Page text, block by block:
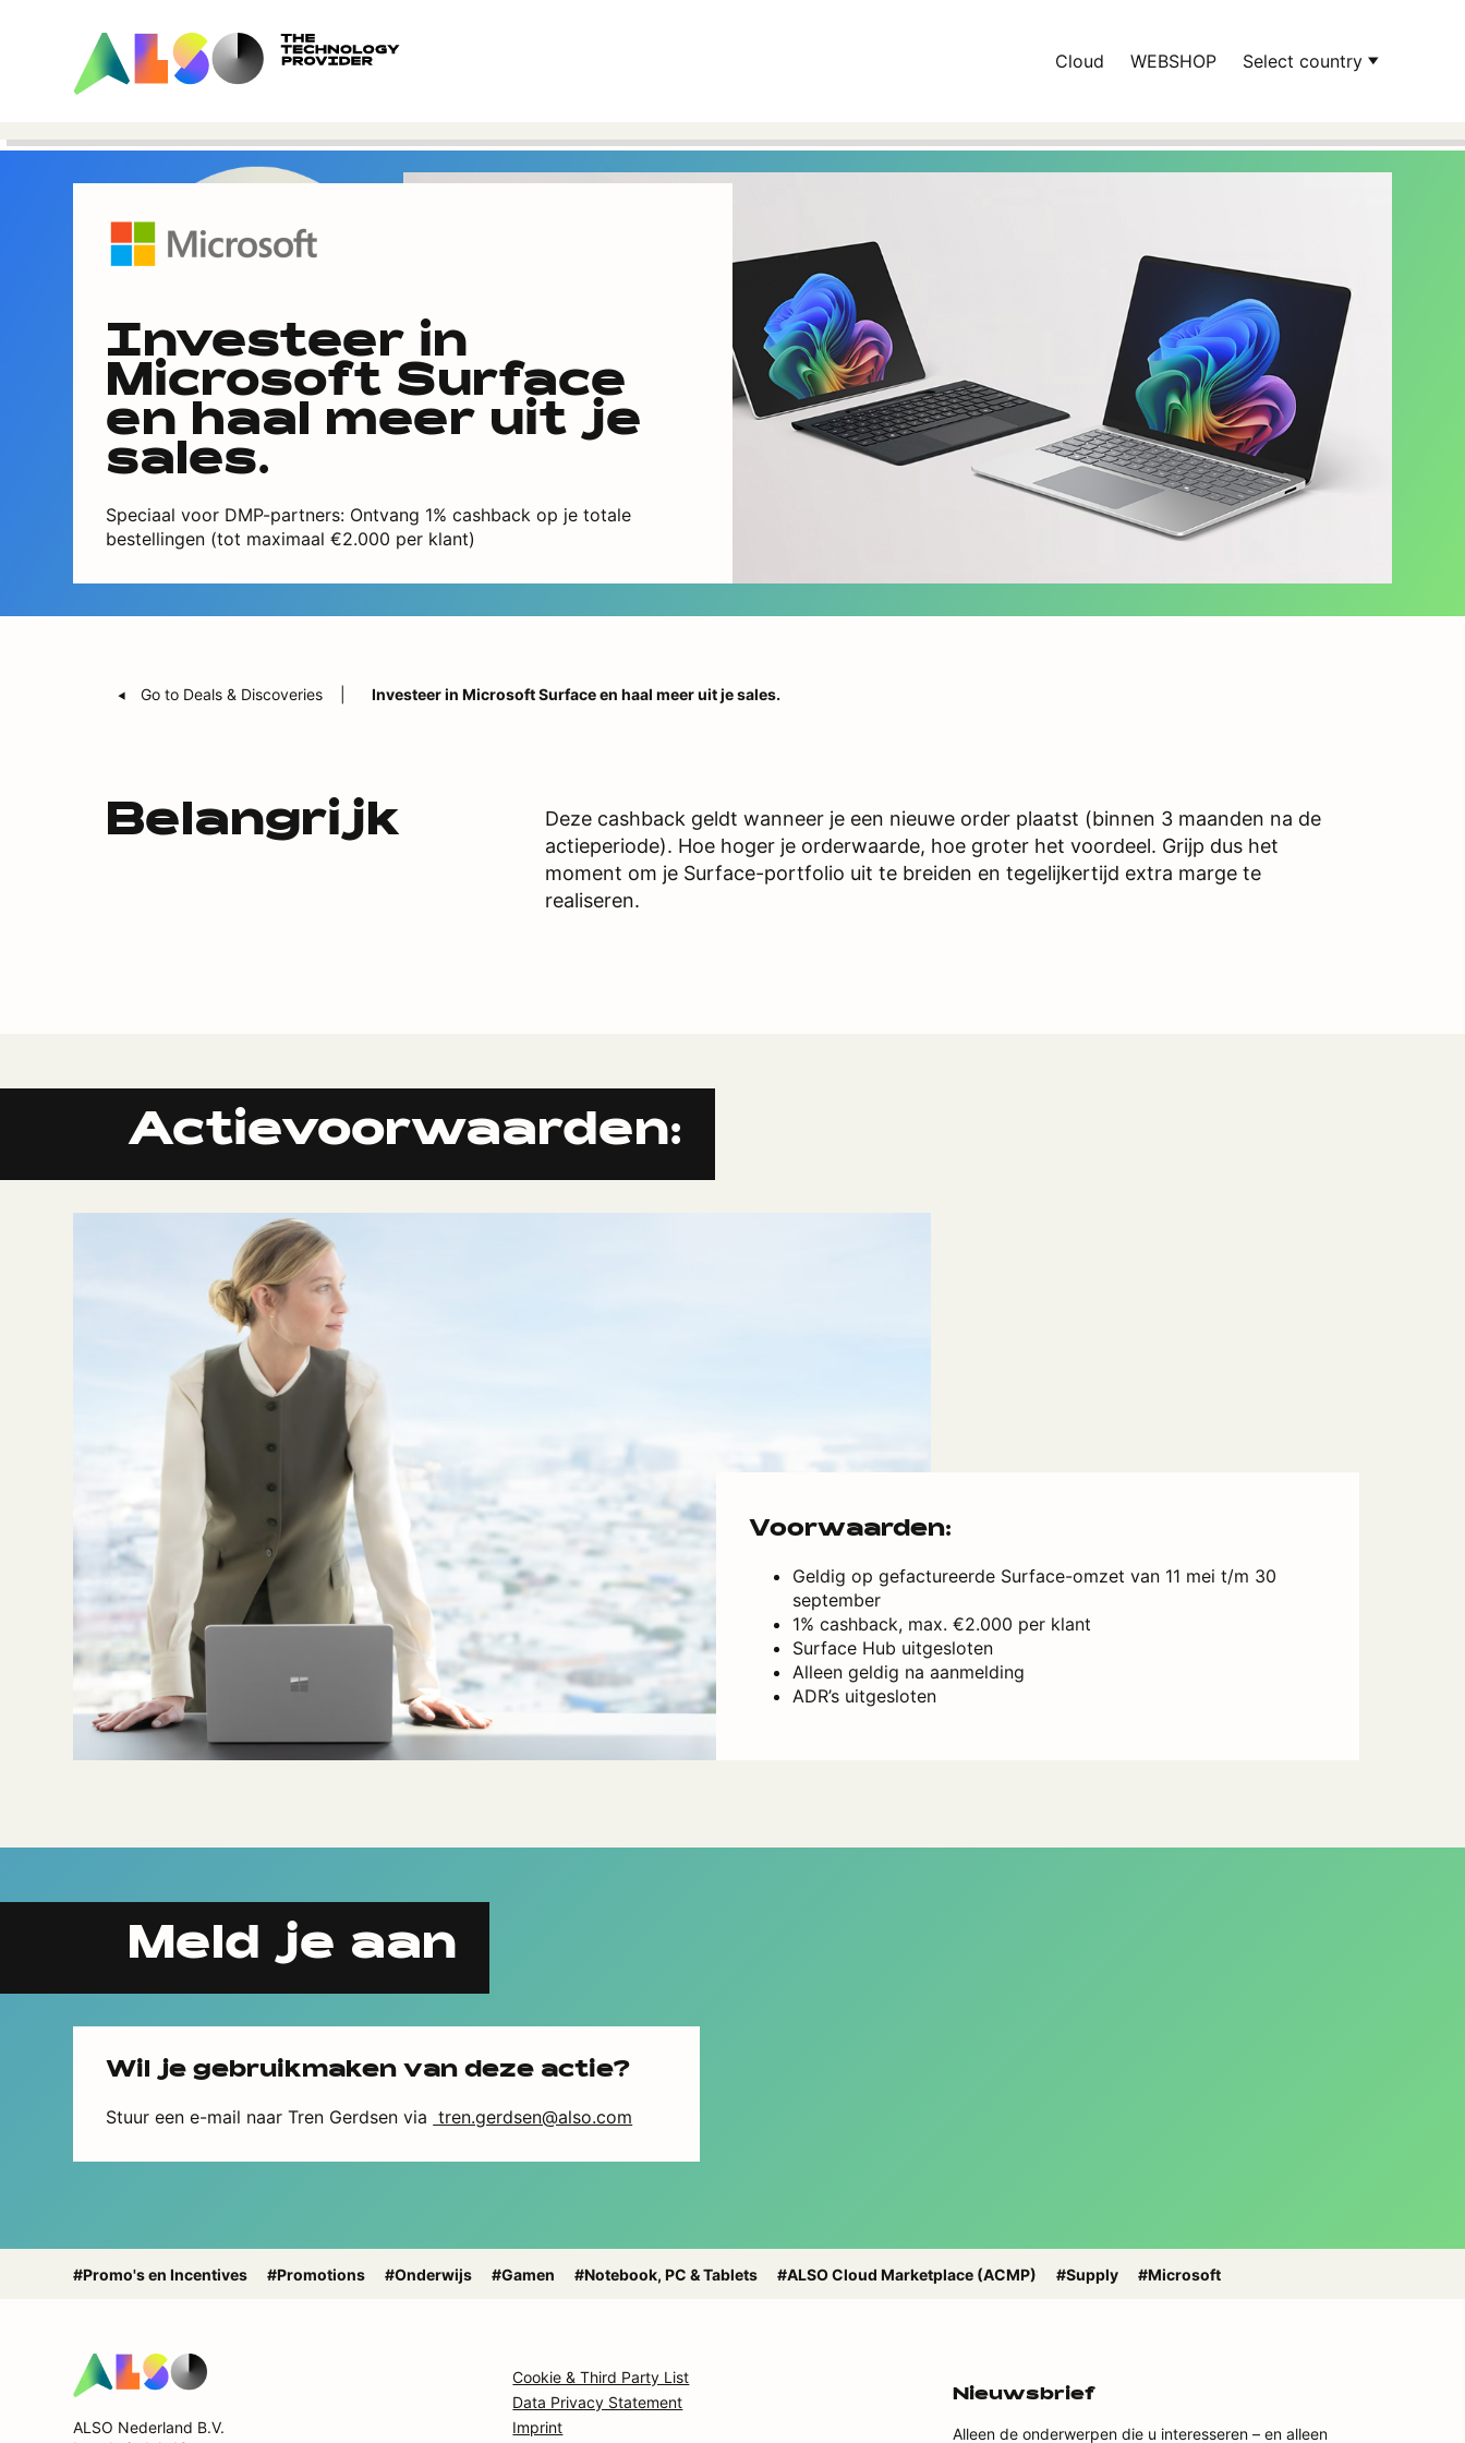
Cloud WEBSHOP Select country
Investeer in
Microsoft Surface
en haal meer uit je
sales.
Speciaal voor DMP-partners: Ontvang 1% cashback op je totale
bestellingen (tot maximaal €2.000 per klant)
Go to Deals & Discoveries Investeer in Microsoft Surface en haal meer uit je sales.
Belangrijk
Deze cashback geldt wanneer je een nieuwe order plaatst (binnen 3 maanden na de
actieperiode). Hoe hoger je orderwaarde, hoe groter het voordeel. Grijp dus het
moment om je Surface-portfolio uit te breiden en tegelijkertijd extra marge te
realiseren.
Actievoorwaarden:
Voorwaarden:
Geldig op gefactureerde Surface-omzet van 11 mei t/m 30
september
1% cashback, max. €2.000 per klant
Surface Hub uitgesloten
Alleen geldig na aanmelding
ADR’s uitgesloten
Meld je aan
Wil je gebruikmaken van deze actie?
Stuur een e-mail naar Tren Gerdsen via tren.gerdsen@also.com
#Promo's en Incentives #Promotions #Onderwijs #Gamen #Notebook, PC & Tablets #ALSO Cloud Marketplace (ACMP) #Supply #Microsoft
ALSO Nederland B.V.
Cookie & Third Party List
Data Privacy Statement
Imprint
Nieuwsbrief
Alleen de onderwerpen die u interesseren – en alleen